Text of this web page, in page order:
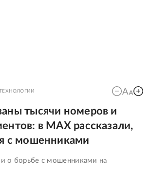
тысячи номеров и
в MAX рассказали,
с мошенниками
о борьбе с мошенниками на